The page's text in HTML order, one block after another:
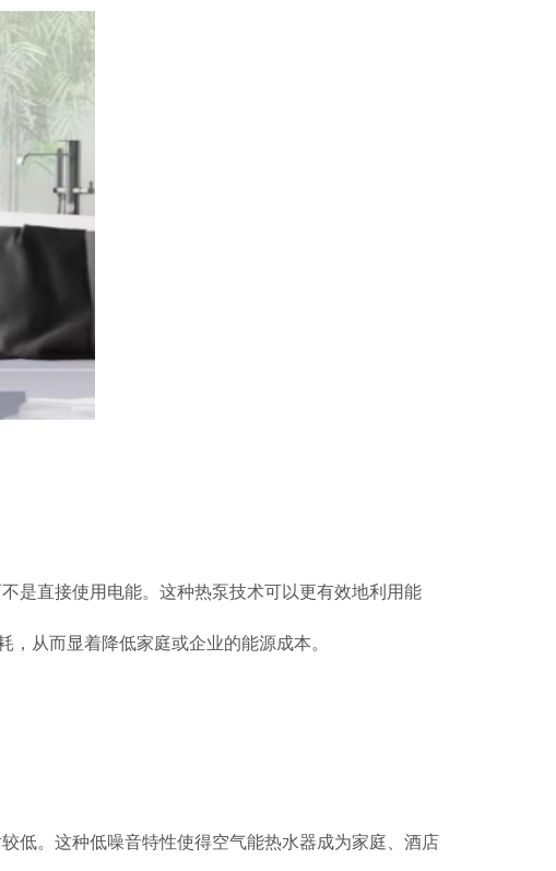
是直接使用电能。这种热泵技术可以更有效地利用能
，从而显着降低家庭或企业的能源成本。
。这种低噪音特性使得空气能热水器成为家庭、酒店